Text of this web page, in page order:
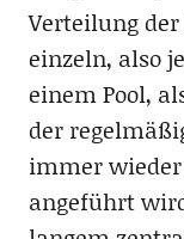
Verteilung der
einzeln, also
einem Pool,
der
immer wieder
angeführt